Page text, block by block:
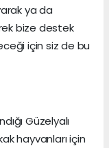
ya da
bize destek
için siz de bu
Güzelyalı
hayvanları için